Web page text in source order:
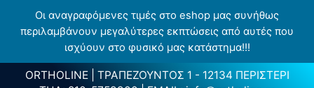
Οι αναγραφόμενες τιμές στο eshop μας συνήθως
περιλαμβάνουν μεγαλύτερες εκπτώσεις από αυτές που
ισχύουν στο φυσικό μας κατάστημα!!!
ORTHOLINE | ΤΡΑΠΕΖΟΥΝΤΟΣ 1 - 12134 ΠΕΡΙΣΤΕΡΙ